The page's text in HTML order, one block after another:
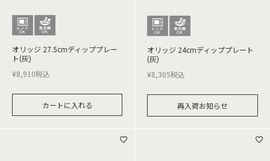
オリッジ 27.5cmディッププレー
ト(灰)
¥8,910税込
カートに入れる
オリッジ 24cmディッププレート
(灰)
¥8,305税込
再入荷お知らせ